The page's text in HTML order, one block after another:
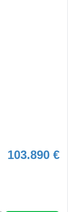
103.890 €